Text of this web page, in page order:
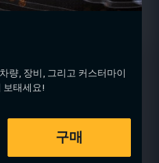
량, 장비, 그리고 커스터마이
보태세요!
구매